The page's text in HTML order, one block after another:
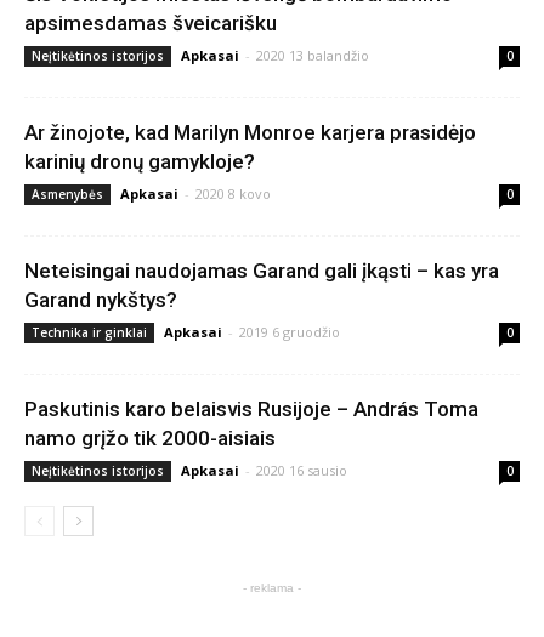
apsimesdamas šveicarišku
Neįtikėtinos istorijos Apkasai - 2020 13 balandžio 0
Ar žinojote, kad Marilyn Monroe karjera prasidėjo
karinių dronų gamykloje?
Asmenybės Apkasai - 2020 8 kovo 0
Neteisingai naudojamas Garand gali įkąsti – kas yra
Garand nykštys?
Technika ir ginklai Apkasai - 2019 6 gruodžio 0
Paskutinis karo belaisvis Rusijoje – András Toma
namo grįžo tik 2000-aisiais
Neįtikėtinos istorijos Apkasai - 2020 16 sausio 0
- reklama -